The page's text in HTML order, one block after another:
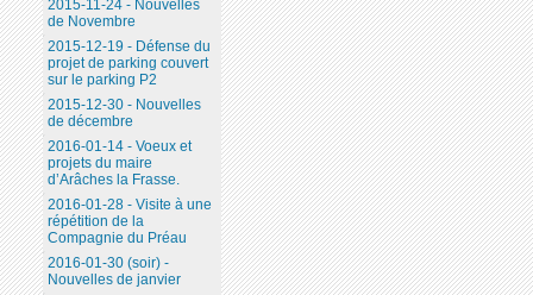
2015-11-24 - Nouvelles
de Novembre
2015-12-19 - Défense du
projet de parking couvert
sur le parking P2
2015-12-30 - Nouvelles
de décembre
2016-01-14 - Voeux et
projets du maire
d’Arâches la Frasse.
2016-01-28 - Visite à une
répétition de la
Compagnie du Préau
2016-01-30 (soir) -
Nouvelles de janvier